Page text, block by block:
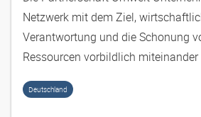
Netzwerk mit dem Ziel,
Verantwortung und die Schonung
Ressourcen vorbildlich
Deutschland